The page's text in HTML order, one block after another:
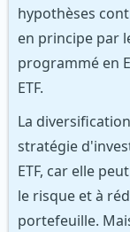
hypothèses
en principe par
programmé en
ETF.
La
stratégie
ETF, car elle
le risque et à
portefeuille.